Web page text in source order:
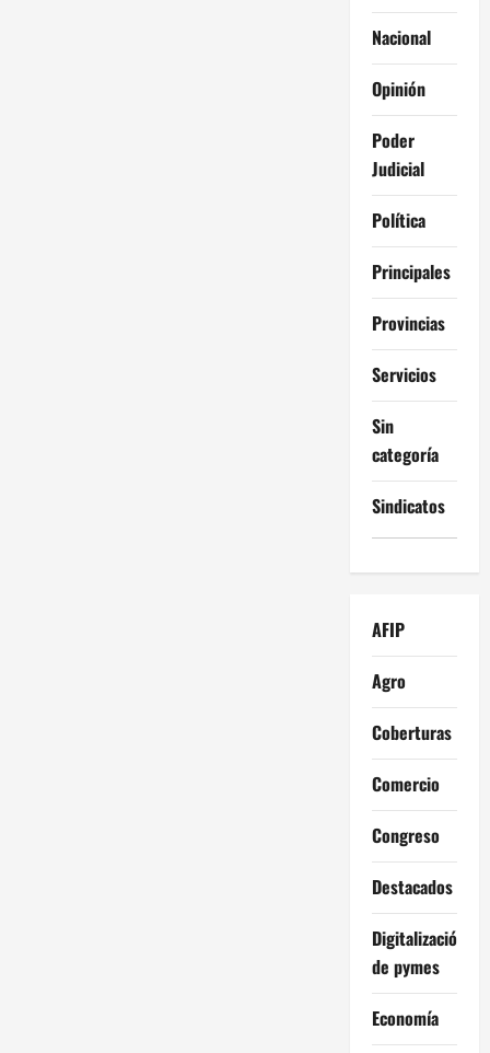
Nacional
Opinión
Poder
Judicial
Política
Principales
Provincias
Servicios
Sin
categoría
Sindicatos
AFIP
Agro
Coberturas
Comercio
Congreso
Destacados
Digitalización
de pymes
Economía